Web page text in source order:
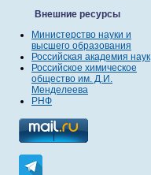
Внешние ресурсы
Министерство науки и
высшего образования
Российская академия наук
Российское химическое
общество им. Д.И.
Менделеева
РНФ